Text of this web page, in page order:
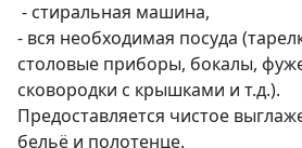
- вся необходимая посуда
столовые приборы, бокалы,
сковородки с крышками и т.д.).
Предоставляется чистое
бельё и полотенце.